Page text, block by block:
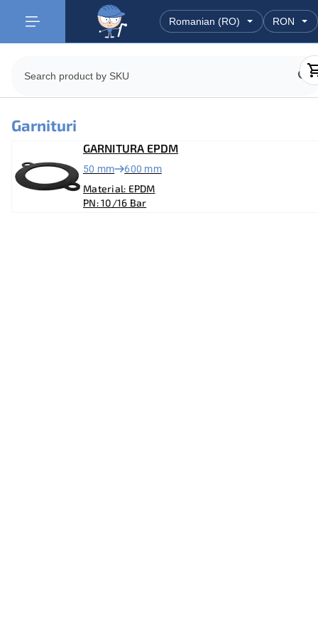
Garnituri
GARNITURA EPDM
50 mm 600 mm
Material: EPDM
PN: 10/16 Bar